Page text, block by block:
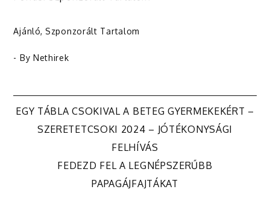
Ajánló,Szponzorált Tartalom
- By Nethirek
Bejegyzés
EGY TÁBLA CSOKIVAL A BETEG GYERMEKEKÉRT –
SZERETETCSOKI 2024 – JÓTÉKONYSÁGI
FELHÍVÁS
FEDEZD FEL A LEGNÉPSZERŰBB
PAPAGÁJFAJTÁKAT